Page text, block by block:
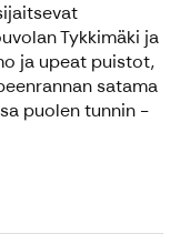
Tykkimäki ja
ja upeat puistot,
satama
puolen tunnin -